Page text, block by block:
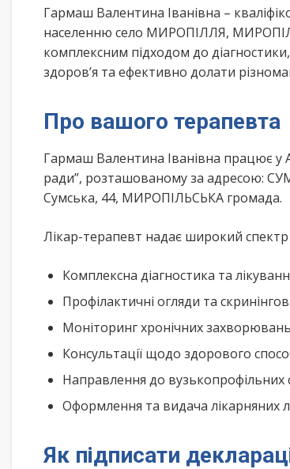
Гармаш Валентина Іванівна –
населенню село МИРОПІЛЛЯ,
комплексним підходом до
здоров’я та ефективно долати
Про вашого терапевта
Гармаш Валентина Іванівна працює у
ради”, розташованому за адресою:
Сумська, 44, МИРОПІЛЬСЬКА громада.
Лікар-терапевт надає широкий спектр
Комплексна діагностика та
Профілактичні огляди та
Моніторинг хронічних
Консультації щодо здорового
Направлення до вузькопрофільних
Оформлення та видача лікарняних
Як підписати